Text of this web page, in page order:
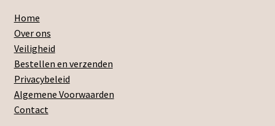
Home
Over ons
Veiligheid
Bestellen en verzenden
Privacybeleid
Algemene Voorwaarden
Contact